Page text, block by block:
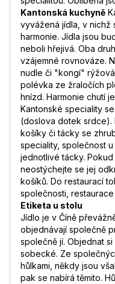
Kantonská kuchyně
vyvážená jídla, v nichž
harmonie. Jídla jsou
neboli hřejivá. Oba
vzájemné rovnováze.
nudle či "kongí" rýžová
polévka ze žraločích
hnízd. Harmonie chutí
Kantonské speciality
(doslova dotek srdce).
košíky či tácky se
speciality, společnost
jednotlivé tácky.
neostýchejte se jej
košíků. Do restaurací
společnosti,
Etiketa u stolu
Jídlo je v Číně
objednávají společně
společně jí. Objednat
sobecké. Ze
hůlkami, někdy jsou
pak se nabírá těmito.